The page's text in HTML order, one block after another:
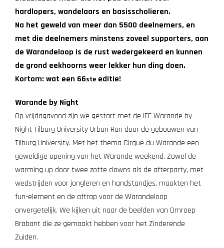
hardlopers, wandelaars en basisscholieren.
Na het geweld van meer dan 5500 deelnemers, en
met die deelnemers minstens zoveel supporters, aan
de Warandeloop is de rust wedergekeerd en kunnen
de grond eekhoorns weer lekker hun ding doen.
Kortom: wat een 66ste editie!
Warande by Night
Op vrijdagavond zijn we gestart met de IFF Warande by
Night Tilburg University Urban Run door de gebouwen van
Tilburg University. Met het thema Cirque du Warande een
geweldige opening van het Warande weekend. Zowel de
warming up door twee zotte clowns als de afterparty, met
wedstrijden voor jongleren en handstandjes, maakten het
fun-element en de aftrap voor de Warandeloop
onvergetelijk. We kijken uit naar de beelden van Omroep
Brabant die ze gemaakt hebben voor het Zinderende
Zuiden.